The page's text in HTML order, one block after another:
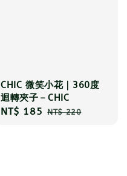
CHIC 微笑小花｜360度
迴轉夾子－CHIC
Sale
NT$ 185 Regular
NT$ 220